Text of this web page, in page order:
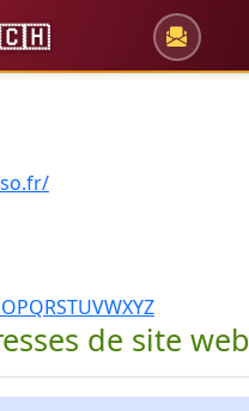
🇨🇭
OPQRSTUVWXYZ
de site web